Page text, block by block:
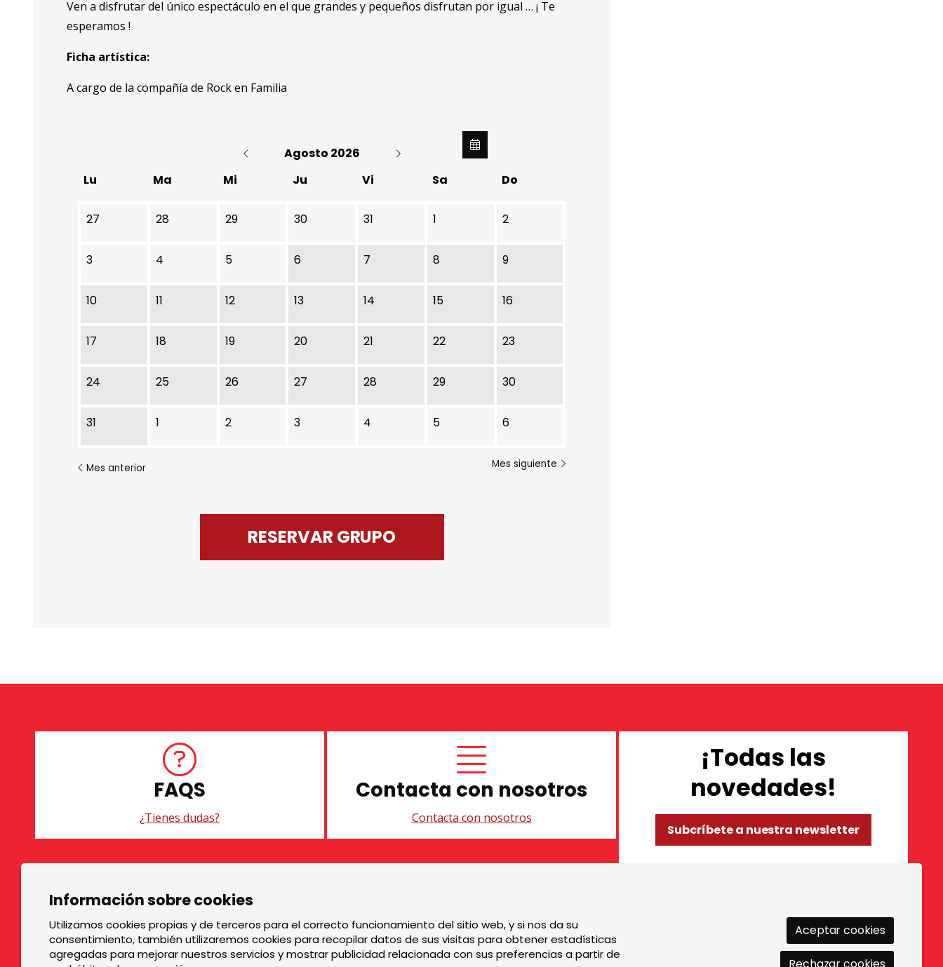
Ven a disfrutar del único espectáculo en el que grandes y pequeños disfrutan por igual … ¡ Te
esperamos !
Ficha artística:
A cargo de la compañía de Rock en Familia
Agosto 2026
Lu
Ma Mi Ju Vi Sa Do
No hay ninguna actividad este mes
27 28 29 30 31 1 2
3 4 5 6 7 8 9
10 11 12 13 14 15 16
17 18 19 20 21 22 23
24 25 26 27 28 29 30
31 1 2 3 4 5 6
Mes anterior Mes siguiente
RESERVAR GRUPO
FAQS
¿Tienes dudas?
Contacta con nosotros
Contacta con nosotros
¡Todas las
novedades!
Subcríbete a nuestra newsletter
TOP GRUPS TEATRE
La Rambla dels Estudis, 115
08002 Barcelona
Tel. 93 441 39 79
Información sobre cookies
Utilizamos cookies propias y de terceros para el correcto funcionamiento del sitio web, y si nos da su
consentimiento, también utilizaremos cookies para recopilar datos de sus visitas para obtener estadísticas
agregadas para mejorar nuestros servicios y mostrar publicidad relacionada con sus preferencias a partir de
Aceptar cookies